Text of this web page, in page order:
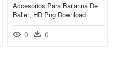
Accesorios Para Bailarina De
Ballet, HD Png Download
0 0